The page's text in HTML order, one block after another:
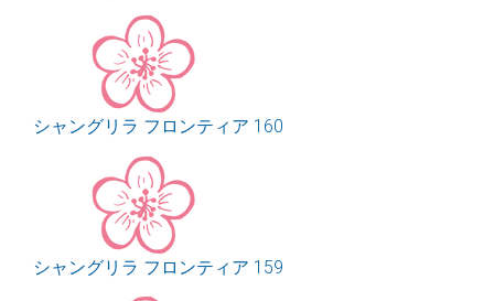
シャングリラ フロンティア 160
シャングリラ フロンティア 159